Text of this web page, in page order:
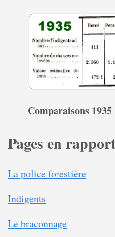
Comparaisons 1935
Pages en
La police forestière
Indigents
Le braconnage